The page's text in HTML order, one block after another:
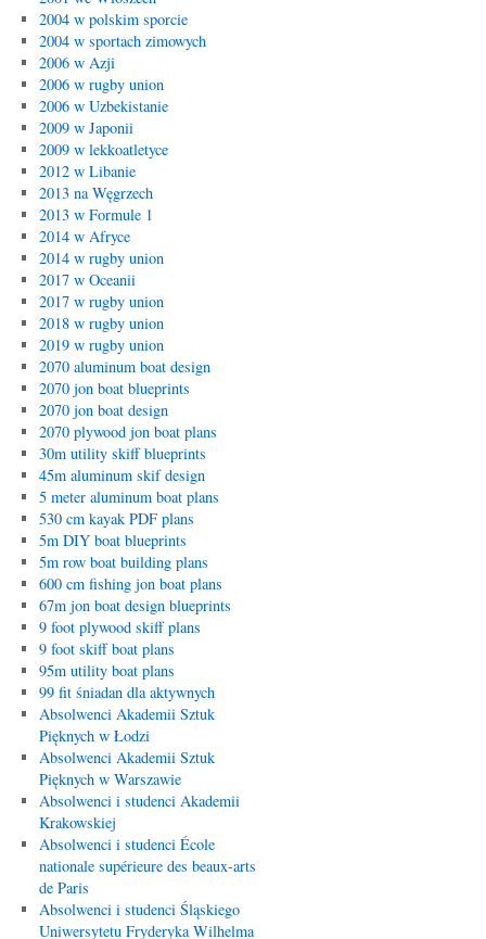
2004 w polskim sporcie
2004 w sportach zimowych
2006 w Azji
2006 w rugby union
2006 w Uzbekistanie
2009 w Japonii
2009 w lekkoatletyce
2012 w Libanie
2013 na Węgrzech
2013 w Formule 1
2014 w Afryce
2014 w rugby union
2017 w Oceanii
2017 w rugby union
2018 w rugby union
2019 w rugby union
2070 aluminum boat design
2070 jon boat blueprints
2070 jon boat design
2070 plywood jon boat plans
30m utility skiff blueprints
45m aluminum skif design
5 meter aluminum boat plans
530 cm kayak PDF plans
5m DIY boat blueprints
5m row boat building plans
600 cm fishing jon boat plans
67m jon boat design blueprints
9 foot plywood skiff plans
9 foot skiff boat plans
95m utility boat plans
99 fit śniadan dla aktywnych
Absolwenci Akademii Sztuk
Pięknych w Łodzi
Absolwenci Akademii Sztuk
Pięknych w Warszawie
Absolwenci i studenci Akademii
Krakowskiej
Absolwenci i studenci École
nationale supérieure des beaux-arts
de Paris
Absolwenci i studenci Śląskiego
Uniwersytetu Fryderyka Wilhelma